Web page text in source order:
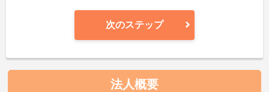
次のステップ
法人概要